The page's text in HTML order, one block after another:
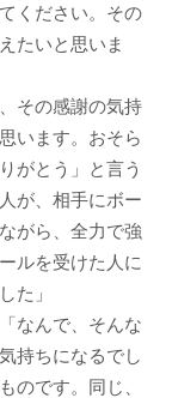
ください。その
たいと思いま
その感謝の気持
います。おそら
がとう」と言う
が、相手にボー
がら、全力で強
ルを受けた人に
た」
なんで、そんな
持ちになるでし
のです。同じ、